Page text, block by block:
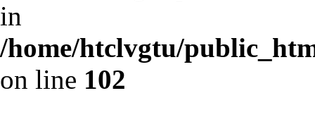
in
/home/htclvgtu/
on line 102